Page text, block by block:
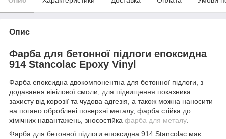
Опис
Фарба для бетонної підлоги епоксидна
914 Stancolac Epoxy Vinyl
Фарба епоксидна двокомпонентна для бетонної підлоги, з
додавання вінілової смоли, для підвищення показника
захисту від корозії та чудова адгезія, а також можна наносити
на погано оброблені поверхні металу, фарба стійка до
хімічних навантажень, зносостійка фарба для металу.
Фарба для бетонної підлоги епоксидна 914 Stancolac має